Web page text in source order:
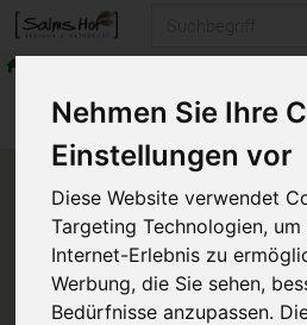
Nehmen Sie Ihre
Einstellungen vor
Diese Website verwendet
Targeting Technologien, um
Internet-Erlebnis zu
Werbung, die Sie sehen,
Bedürfnisse anzupassen.
Produkte
Naturkosmetika
Dr. Hauschka Kosmetik
Produkt "Neem
nicht verfügbar.
Das von Ihnen gesuchte Produkt
nicht verfügbar.